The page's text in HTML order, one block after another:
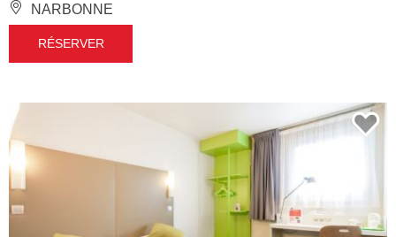
NARBONNE
RÉSERVER